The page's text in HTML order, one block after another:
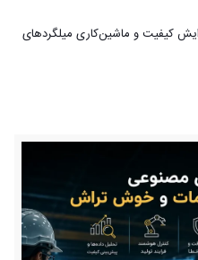
کیفیت و ماشین‌کاری میلگردهای